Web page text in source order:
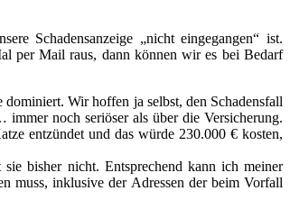
Schadensanzeige „nicht eingegangen“ ist.
per Mail raus, dann können wir es bei Bedarf
Wir hoffen ja selbst, den Schadensfall
noch seriöser als über die Versicherung.
entzündet und das würde 230.000 € kosten,
bisher nicht. Entsprechend kann ich meiner
muss, inklusive der Adressen der beim Vorfall